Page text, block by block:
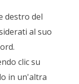
destro del
al suo
clic su
in un'altra